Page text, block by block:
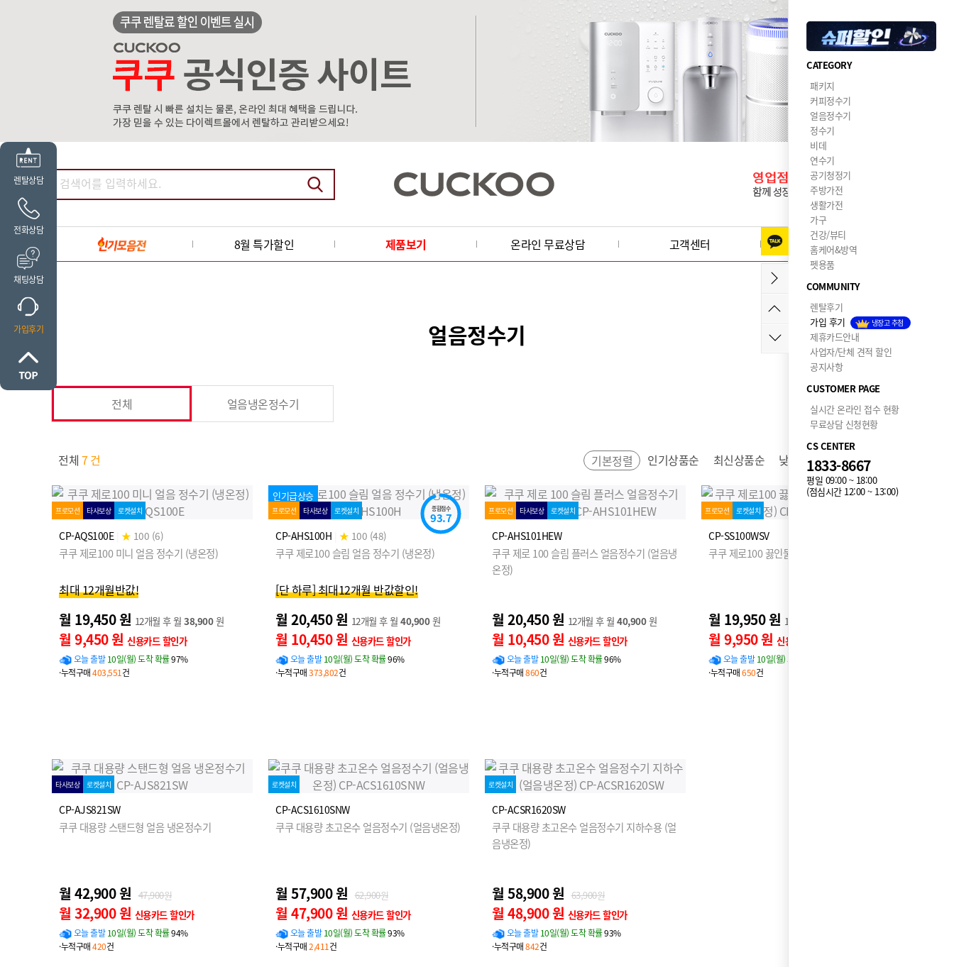
8월 특가할인 제품보기 온라인 무료상담 고객센터 이달의혜택
얼음정수기
전체 얼음냉온정수기
전체 7 건 기본정렬 인기상품순 최신상품순 낮은가격순 높은가격순
프로모션 타사보상 로켓설치
CP-AQS100E ★ 100 (6)
쿠쿠 제로100 미니 얼음 정수기 (냉온정)
최대 12개월반값!
월 19,450 원 12개월 후 월 38,900원
월 9,450 원 신용카드 할인가
오늘 출발 10일(월) 도착 확률97%
·누적구매403,551건
인기급상승
종합점수
93.7
프로모션 타사보상 로켓설치
CP-AHS100H ★ 100 (48)
쿠쿠 제로100 슬림 얼음 정수기 (냉온정)
[단 하루] 최대12개월 반값할인!
월 20,450 원 12개월 후 월 40,900원
월 10,450 원 신용카드 할인가
오늘 출발 10일(월) 도착 확률96%
·누적구매373,802건
프로모션 타사보상 로켓설치
CP-AHS101HEW
쿠쿠 제로 100 슬림 플러스 얼음정수기 (얼음냉
온정)
월 20,450 원 12개월 후 월 40,900원
월 10,450 원 신용카드 할인가
오늘 출발 10일(월) 도착 확률96%
·누적구매860건
프로모션 로켓설치
CP-SS100WSV
쿠쿠 제로100 끓인물 얼음정수기 (얼음냉온정)
월 19,950 원 12개월 후 월
월 9,950 원 신용카드 할인가
오늘 출발 10일(월) 도착 확률
·누적구매650건
타사보상 로켓설치
CP-AJS821SW
쿠쿠 대용량 스탠드형 얼음 냉온정수기
월 42,900 원 47,900원
월 32,900 원 신용카드 할인가
오늘 출발 10일(월) 도착 확률94%
·누적구매420건
로켓설치
CP-ACS1610SNW
쿠쿠 대용량 초고온수 얼음정수기 (얼음냉온정)
월 57,900 원 62,900원
월 47,900 원 신용카드 할인가
오늘 출발 10일(월) 도착 확률93%
·누적구매2,411건
로켓설치
CP-ACSR1620SW
쿠쿠 대용량 초고온수 얼음정수기 지하수용 (얼
음냉온정)
월 58,900 원 63,900원
월 48,900 원 신용카드 할인가
오늘 출발 10일(월) 도착 확률93%
·누적구매842건
렌탈상담
전화상담
채팅상담
가입후기
CATEGORY
패키지
커피정수기
얼음정수기
정수기
비데
연수기
공기청정기
주방가전
생활가전
가구
건강/뷰티
홈케어&방역
펫용품
COMMUNITY
렌탈후기
가입 후기
냉장고 추첨
제휴카드안내
사업자/단체 견적 할인
공지사항
CUSTOMER PAGE
실시간 온라인 접수 현황
무료상담 신청현황
CS CENTER
1833-8667
평일 09:00 ~ 18:00
(점심시간 12:00 ~ 13:00)